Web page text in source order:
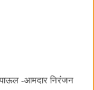
पाऊल -आमदार निरंजन